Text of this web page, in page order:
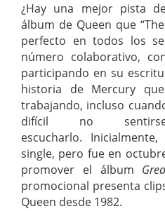
¿Hay una mejor pista
álbum de Queen que
perfecto en todos los
número colaborativo,
participando en su
historia de Mercury
trabajando, incluso
difícil no
escucharlo.
single, pero fue en
promover el álbum
promocional presenta
Queen desde 1982.